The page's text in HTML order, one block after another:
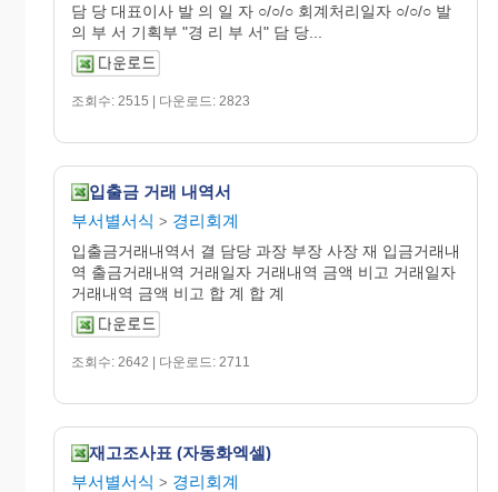
담 당 대표이사 발 의 일 자 ○/○/○ 회계처리일자 ○/○/○ 발
의 부 서 기획부 "경 리 부 서" 담 당...
조회수: 2515 | 다운로드: 2823
입출금 거래 내역서
부서별서식 > 경리회계
입출금거래내역서 결 담당 과장 부장 사장 재 입금거래내
역 출금거래내역 거래일자 거래내역 금액 비고 거래일자
거래내역 금액 비고 합 계 합 계
조회수: 2642 | 다운로드: 2711
재고조사표 (자동화엑셀)
부서별서식 > 경리회계